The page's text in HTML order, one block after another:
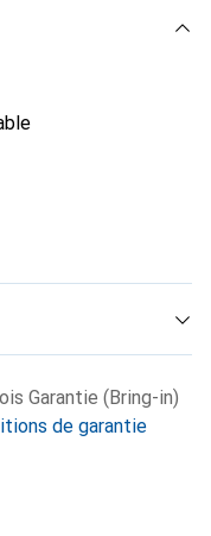
Garantie (Bring-in)
de garantie